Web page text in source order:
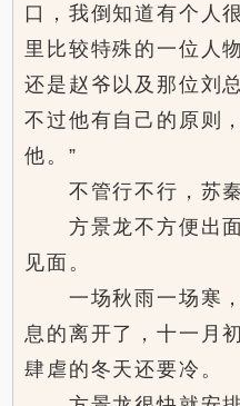
口，我倒知道有个人
里比较特殊的一位人
还是赵爷以及那位刘
不过他有自己的原则
他。”
不管行不行，苏秦
方景龙不方便出面
见面。
一场秋雨一场寒，
息的离开了，十一月
肆虐的冬天还要冷。